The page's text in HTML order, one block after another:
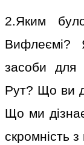
2.Яким
Вифлеємі?
засоби для
Рут? Що ви
Що ми
скромність з